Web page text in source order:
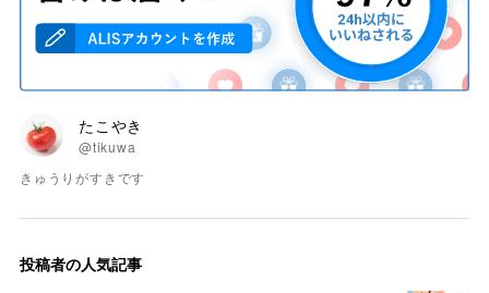
たこやき
@tikuwa
きゅうりがすきです
投稿者の人気記事